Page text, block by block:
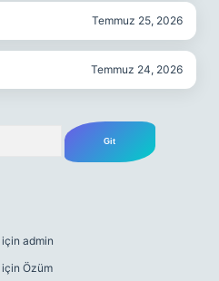
Temmuz 25, 2026
Temmuz 24, 2026
için admin
için Özüm